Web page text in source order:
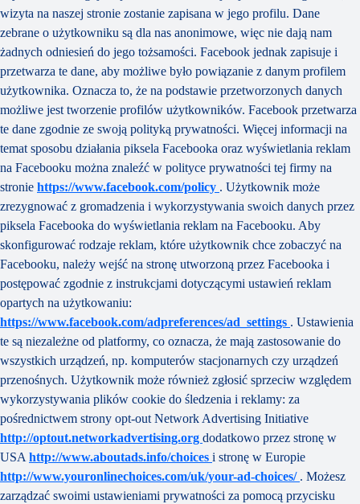
wizyta na naszej stronie zostanie zapisana w jego profilu. Dane
zebrane o użytkowniku są dla nas anonimowe, więc nie dają nam
żadnych odniesień do jego tożsamości. Facebook jednak zapisuje i
przetwarza te dane, aby możliwe było powiązanie z danym profilem
użytkownika. Oznacza to, że na podstawie przetworzonych danych
możliwe jest tworzenie profilów użytkowników. Facebook przetwarza
te dane zgodnie ze swoją polityką prywatności. Więcej informacji na
temat sposobu działania piksela Facebooka oraz wyświetlania reklam
na Facebooku można znaleźć w polityce prywatności tej firmy na
stronie https://www.facebook.com/policy . Użytkownik może
zrezygnować z gromadzenia i wykorzystywania swoich danych przez
piksela Facebooka do wyświetlania reklam na Facebooku. Aby
skonfigurować rodzaje reklam, które użytkownik chce zobaczyć na
Facebooku, należy wejść na stronę utworzoną przez Facebooka i
postępować zgodnie z instrukcjami dotyczącymi ustawień reklam
opartych na użytkowaniu:
https://www.facebook.com/adpreferences/ad_settings . Ustawienia
te są niezależne od platformy, co oznacza, że mają zastosowanie do
wszystkich urządzeń, np. komputerów stacjonarnych czy urządzeń
przenośnych. Użytkownik może również zgłosić sprzeciw względem
wykorzystywania plików cookie do śledzenia i reklamy: za
pośrednictwem strony opt-out Network Advertising Initiative
http://optout.networkadvertising.org dodatkowo przez stronę w
USA http://www.aboutads.info/choices i stronę w Europie
http://www.youronlinechoices.com/uk/your-ad-choices/ . Możesz
zarządzać swoimi ustawieniami prywatności za pomocą przycisku